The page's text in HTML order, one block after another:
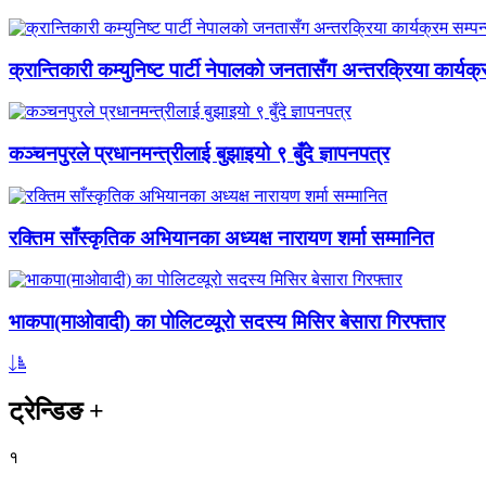
क्रान्तिकारी कम्युनिष्ट पार्टी नेपालको जनतासँग अन्तरक्रिया
कञ्चनपुरले प्रधानमन्त्रीलाई बुझाइयो ९ बुँदे ज्ञापनपत्र
रक्तिम साँस्कृतिक अभियानका अध्यक्ष नारायण शर्मा सम्मानित
भाकपा(माओवादी) का पोलिटव्यूरो सदस्य मिसिर बेसारा गिरफ्तार
ट्रेन्डिङ+
१